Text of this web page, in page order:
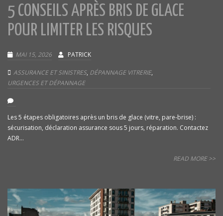
5 CONSEILS APRÈS BRIS DE GLACE
POUR LIMITER LES RISQUES
MAI 15, 2026 PATRICK
ASSURANCE ET SINISTRES, DÉPANNAGE VITRERIE,
URGENCES ET DÉPANNAGE
Les 5 étapes obligatoires après un bris de glace (vitre, pare-brise) :
sécurisation, déclaration assurance sous 5 jours, réparation. Contactez
ADR...
READ MORE >>